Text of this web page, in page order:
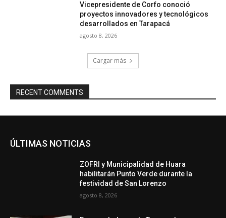
Vicepresidente de Corfo conoció
proyectos innovadores y tecnológicos
desarrollados en Tarapacá
agosto 8, 2026
Cargar más
RECENT COMMENTS
ÚLTIMAS NOTICIAS
ZOFRI y Municipalidad de Huara
habilitarán Punto Verde durante la
festividad de San Lorenzo
agosto 8, 2026